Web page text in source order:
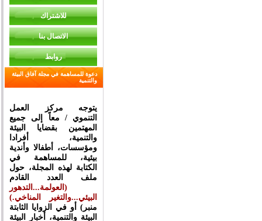
للاشتراك
الاتصال بنا
روابط
دعوة للمساهمة في مجلة آفاق البيئة
والتنمية
يتوجه مركز العمل
التنموي / معاً إلى جميع
المهتمين بقضايا البيئة
والتنمية، أفرادا
ومؤسسات، أطفالا وأندية
بيئية، للمساهمة في
الكتابة لهذه المجلة، حول
ملف العدد القادم
( العولمة...التدهور
البيئي...والتغير المناخي.)
أو في الزوايا الثابتة (منبر
البيئة والتنمية، أخبار البيئة